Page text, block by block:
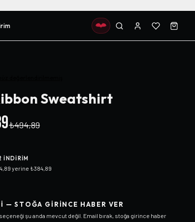
Sweatshirt
₺494,89
INDIRIM
yerine ₺384,89
— STOĞA GIRINCE HABER VER
seçeneği şu anda mevcut değil. Email bırak, stoğa girince haber